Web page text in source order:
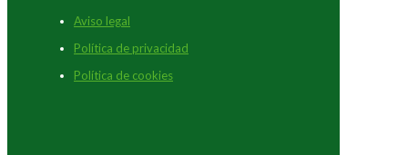
Aviso legal
Política de privacidad
Política de cookies